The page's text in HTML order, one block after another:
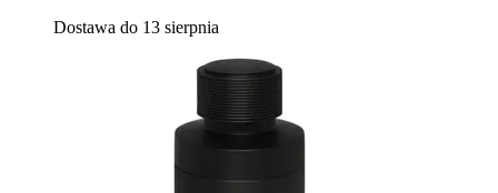
Dostawa do 13 sierpnia